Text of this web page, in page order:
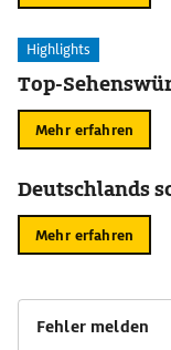
Highlights
Top-
Mehr erfahren
Deutschlands
Mehr erfahren
Fehler melden